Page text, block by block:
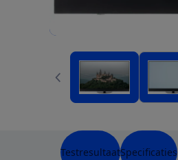
TestresultaatSpecificaties